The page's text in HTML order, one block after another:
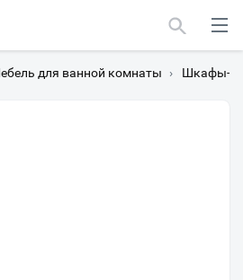
для ванной комнаты › Шкафы-